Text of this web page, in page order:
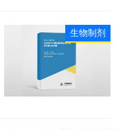
生物制剂